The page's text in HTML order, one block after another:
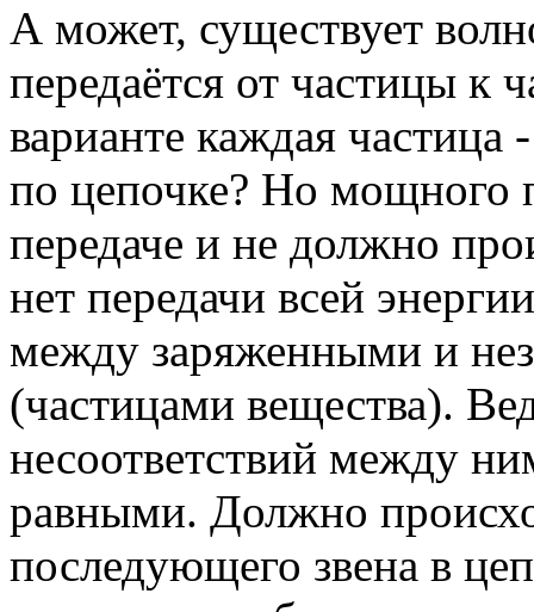
А может, существует
передаётся от частицы к
варианте каждая частица
по цепочке? Но мощного
передаче и не должно
нет передачи всей
между заряженными и
(частицами вещества).
несоответствий между
равными. Должно
последующего звена в